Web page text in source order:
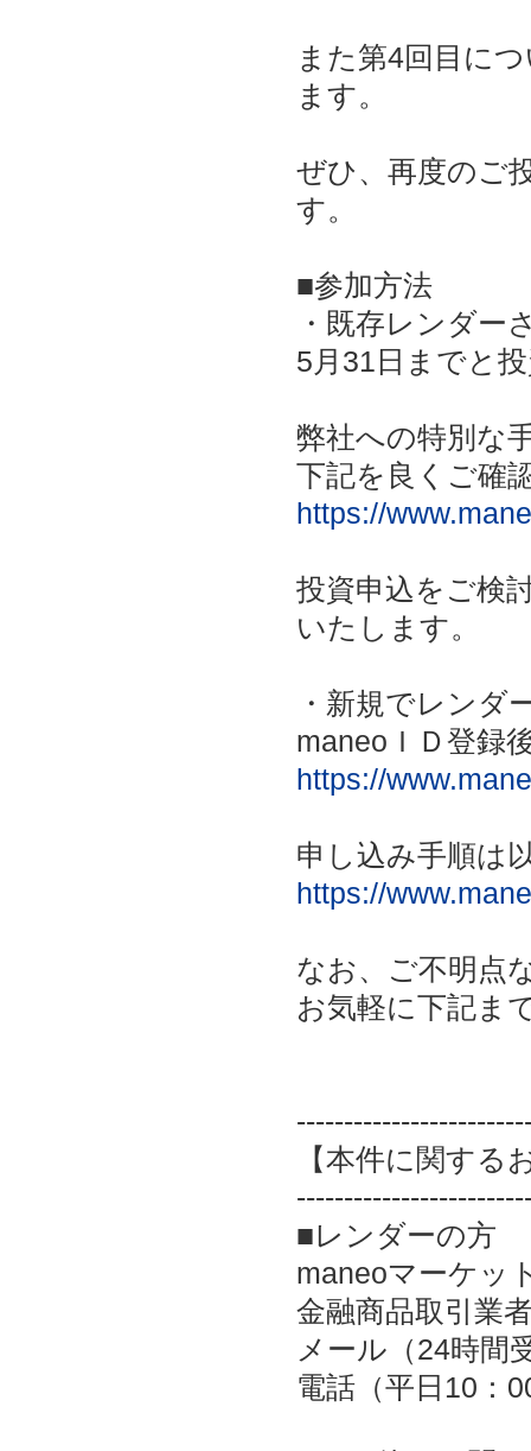
また第4回目に
ます。
ぜひ、再度のご
す。
■参加方法
・既存レンダー
5月31日までと
弊社への特別な
下記を良くご確
https://
投資申込をご検
いたします。
・新規でレンダ
maneoＩＤ登録
https://
申し込み手順は
https://
なお、ご不明点
お気軽に下記ま
【本件に関する
■レンダーの方
maneoマーケッ
金融商品取引業
メール（24時間
電話（平日10：